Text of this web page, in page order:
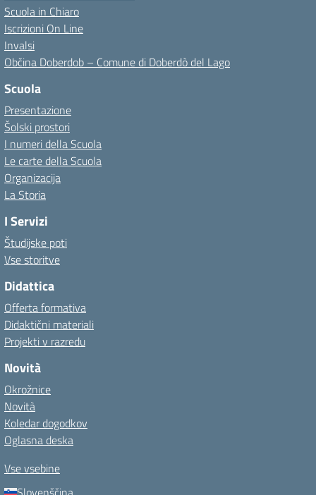
Scuola in Chiaro
Iscrizioni On Line
Invalsi
Občina Doberdob – Comune di Doberdò del Lago
Scuola
Presentazione
Šolski prostori
I numeri della Scuola
Le carte della Scuola
Organizacija
La Storia
I Servizi
Študijske poti
Vse storitve
Didattica
Offerta formativa
Didaktični materiali
Projekti v razredu
Novità
Okrožnice
Novità
Koledar dogodkov
Oglasna deska
Vse vsebine